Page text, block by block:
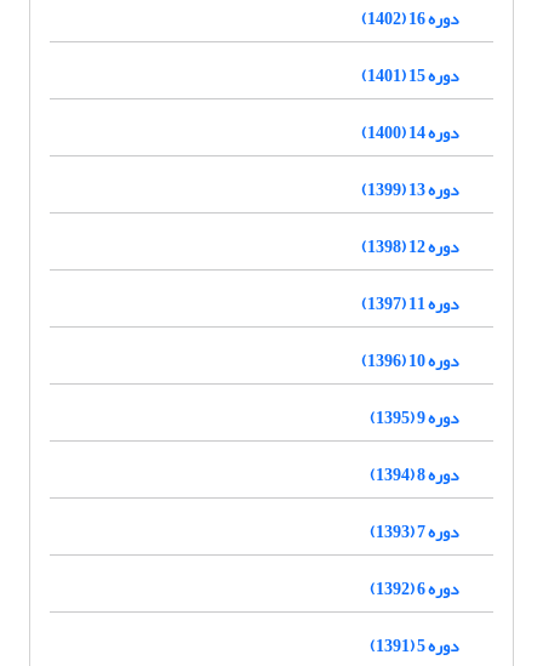
دوره 16 (1402)
دوره 15 (1401)
دوره 14 (1400)
دوره 13 (1399)
دوره 12 (1398)
دوره 11 (1397)
دوره 10 (1396)
دوره 9 (1395)
دوره 8 (1394)
دوره 7 (1393)
دوره 6 (1392)
دوره 5 (1391)